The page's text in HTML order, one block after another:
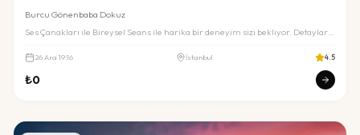
Burcu Gönenbaba Dokuz
Ses Çanakları ile Bireysel Seans ile harika bir deneyim sizi bekliyor. Detaylar
26 Ara 19:16 İstanbul 4.5
₺0